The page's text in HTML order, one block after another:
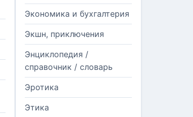
Экономика и бухгалтерия
Экшн, приключения
Энциклопедия /
справочник / словарь
Эротика
Этика